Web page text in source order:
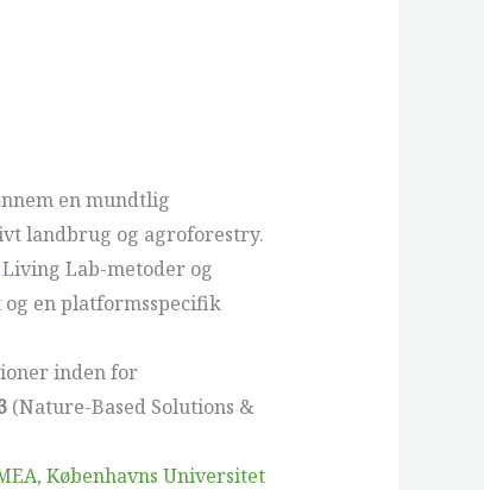
en mundtlig
landbrug og agroforestry.
Lab-metoder og
en platformsspecifik
inden for
(Nature-Based Solutions &
, Københavns Universitet